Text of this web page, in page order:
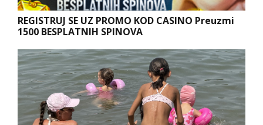
REGISTRUJ SE UZ PROMO KOD CASINO Preuzmi
1500 BESPLATNIH SPINOVA